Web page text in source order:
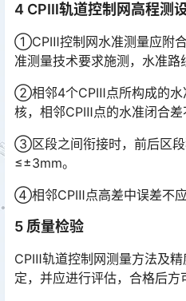
4 CPⅢ轨道控制网高程测
①CPⅢ控制网水准测量应附
准测量技术要求施测，水准路
②相邻4个CPⅢ点所构成的水
核，相邻CPⅢ点的水准闭合差
③区段之间衔接时，前后区
≤±3mm。
④相邻CPⅢ点高差中误差不应
5 质量检验
CPⅢ轨道控制网测量方法及
定，并应进行评估，合格后方